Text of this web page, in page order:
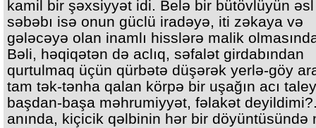
kamil bir şəxsiyyət idi. Belə bir bütövlüyün əsl
səbəbı isə onun güclü iradəyə, iti zəkaya və
gələcəyə olan inamlı hisslərə malik
Bəli, həqiqətən də aclıq, səfalət girdabından
qurtulmaq üçün qürbətə düşərək yerlə-göy
tam tək-tənha qalan körpə bir uşağın acı
başdan-başa məhrumiyyət, fəlakət
anında, kiçicik qəlbinin hər bir döyüntüsündə